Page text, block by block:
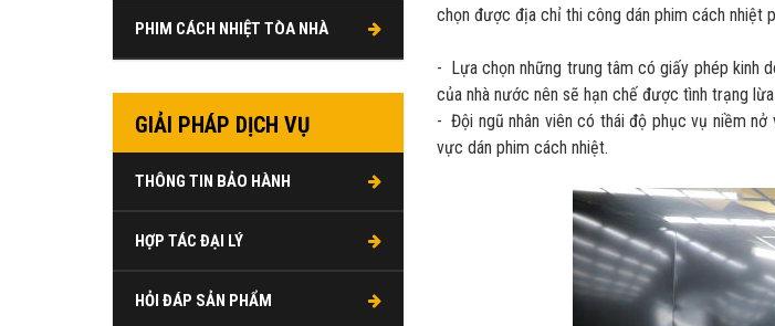
chọn được địa chỉ thi công dán phim cách nhiệt
- Lựa chọn những trung tâm có giấy phép kinh
của nhà nước nên sẽ hạn chế được tình trạng
- Đội ngũ nhân viên có thái độ phục vụ niềm
vực dán phim cách nhiệt.
PHIM CÁCH NHIỆT TÒA NHÀ
GIẢI PHÁP DỊCH VỤ
THÔNG TIN BẢO HÀNH
HỢP TÁC ĐẠI LÝ
HỎI ĐÁP SẢN PHẨM